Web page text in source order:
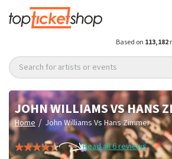
Based on 113,182
Search for artists or events
JOHN WILLIAMS VS HANS
Home / John Williams Vs Hans Zimmer
Read all 6 reviews